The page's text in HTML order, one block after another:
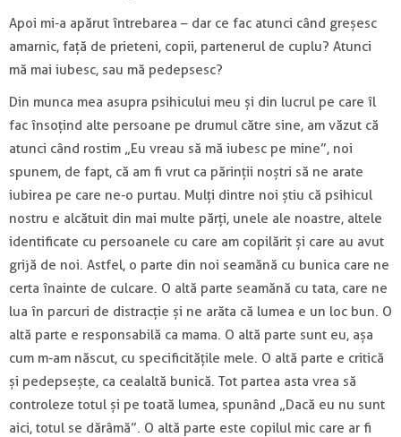
Apoi mi-a apărut întrebarea – dar ce fac atunci când greșesc
amarnic, față de prieteni, copii, partenerul de cuplu? Atunci
mă mai iubesc, sau mă pedepsesc?
Din munca mea asupra psihicului meu și din lucrul pe care îl
fac însoțind alte persoane pe drumul către sine, am văzut că
atunci când rostim „Eu vreau să mă iubesc pe mine”, noi
spunem, de fapt, că am fi vrut ca părinții noștri să ne arate
iubirea pe care ne-o purtau. Mulți dintre noi știu că psihicul
nostru e alcătuit din mai multe părți, unele ale noastre, altele
identificate cu persoanele cu care am copilărit și care au avut
grijă de noi. Astfel, o parte din noi seamănă cu bunica care ne
certa înainte de culcare. O altă parte seamănă cu tata, care ne
lua în parcuri de distracție și ne arăta că lumea e un loc bun. O
altă parte e responsabilă ca mama. O altă parte sunt eu, așa
cum m-am născut, cu specificitățile mele. O altă parte e critică
și pedepsește, ca cealaltă bunică. Tot partea asta vrea să
controleze totul și pe toată lumea, spunând „Dacă eu nu sunt
aici, totul se dărâmă”. O altă parte este copilul mic care ar fi